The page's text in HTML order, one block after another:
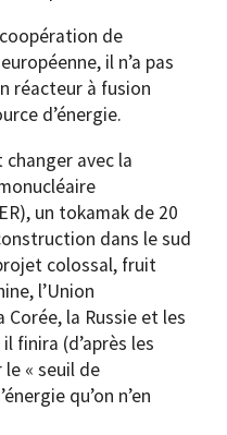
de
il n’a pas
réacteur à fusion
d’énergie.
avec la
un tokamak de 20
dans le sud
colossal, fruit
l’Union
Corée, la Russie et les
finira (d’après les
« seuil de
qu’on n’en